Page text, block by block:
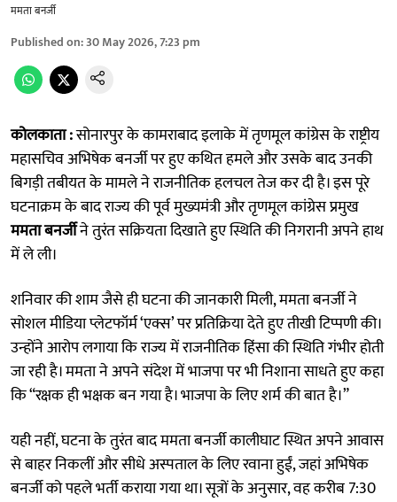
ममता बनर्जी
Published on:30 May 2026, 7:23 pm
कोलकाता :सोनारपुर के कामराबाद इलाके में तृणमूल कांग्रेस के राष्ट्रीय
महासचिव अभिषेक बनर्जी पर हुए कथित हमले और उसके बाद उनकी
बिगड़ी तबीयत के मामले ने राजनीतिक हलचल तेज कर दी है। इस पूरे
घटनाक्रम के बाद राज्य की पूर्व मुख्यमंत्री और तृणमूल कांग्रेस प्रमुख
ममता बनर्जीने तुरंत सक्रियता दिखाते हुए स्थिति की निगरानी अपने हाथ
में ले ली।
शनिवार की शाम जैसे ही घटना की जानकारी मिली, ममता बनर्जी ने
सोशल मीडिया प्लेटफॉर्म ‘एक्स’ पर प्रतिक्रिया देते हुए तीखी टिप्पणी की।
उन्होंने आरोप लगाया कि राज्य में राजनीतिक हिंसा की स्थिति गंभीर होती
जा रही है। ममता ने अपने संदेश में भाजपा पर भी निशाना साधते हुए कहा
कि “रक्षक ही भक्षक बन गया है। भाजपा के लिए शर्म की बात है।”
यही नहीं, घटना के तुरंत बाद ममता बनर्जी कालीघाट स्थित अपने आवास
से बाहर निकलीं और सीधे अस्पताल के लिए रवाना हुईं, जहां अभिषेक
बनर्जी को पहले भर्ती कराया गया था। सूत्रों के अनुसार, वह करीब 7:30